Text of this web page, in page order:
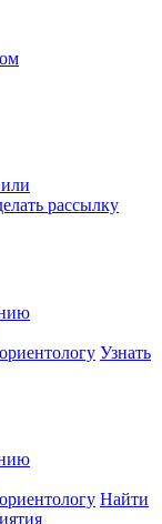
рассылку
Узнать
Найти